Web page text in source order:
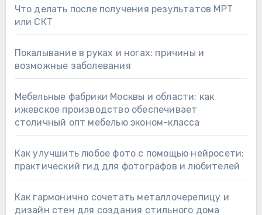
Что делать после получения результатов МРТ
или СКТ
Покалывание в руках и ногах: причины и
возможные заболевания
Мебельные фабрики Москвы и области: как
ижевское производство обеспечивает
столичный опт мебелью эконом-класса
Как улучшить любое фото с помощью нейросети:
практический гид для фотографов и любителей
Как гармонично сочетать металлочерепицу и
дизайн стен для создания стильного дома